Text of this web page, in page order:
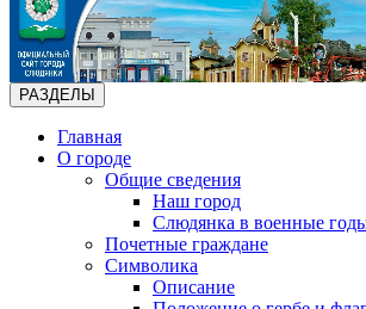
РАЗДЕЛЫ
Главная
О городе
Общие сведения
Наш город
Слюдянка в военные
Почетные граждане
Символика
Описание